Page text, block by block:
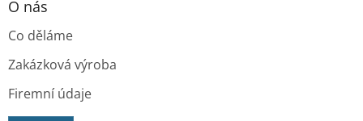
O nás
Co děláme
Zakázková výroba
Firemní údaje